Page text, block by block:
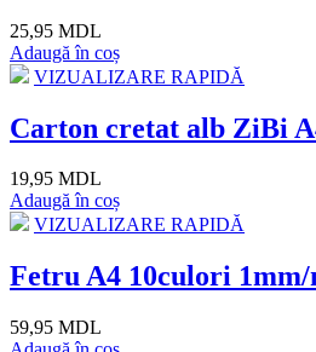
25,95 MDL
Adaugă în coș
VIZUALIZARE RAPIDĂ
Carton cretat alb ZiBi
19,95 MDL
Adaugă în coș
VIZUALIZARE RAPIDĂ
Fetru A4 10culori
59,95 MDL